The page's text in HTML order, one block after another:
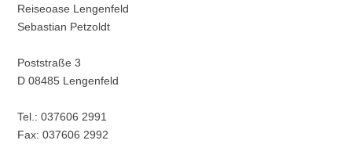
Reiseoase Lengenfeld
Sebastian Petzoldt
Poststraße 3
D 08485 Lengenfeld
Tel.: 037606 2991
Fax: 037606 2992